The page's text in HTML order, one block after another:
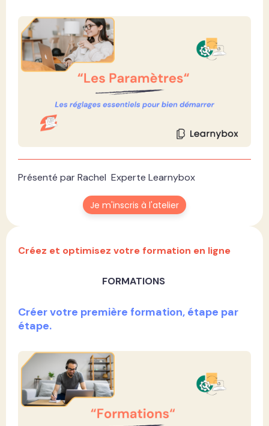
Présenté par Rachel Experte Learnybox
Je m'inscris à l'atelier
Créez et optimisez votre formation en ligne
FORMATIONS
Créer votre première formation, étape par
étape.